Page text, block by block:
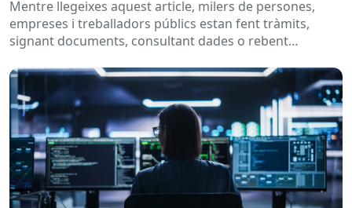
Mentre llegeixes aquest article, milers de persones,
empreses i treballadors públics estan fent tràmits,
signant documents, consultant dades o rebent
habitualment...